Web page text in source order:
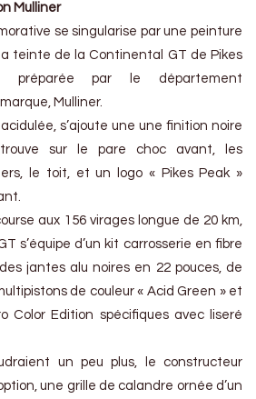
Mulliner
se singularise par une peinture
teinte de la Continental GT de Pikes
préparée par le département
Mulliner.
s’ajoute une une finition noire
sur le pare choc avant, les
le toit, et un logo « Pikes Peak »
aux 156 virages longue de 20 km,
s’équipe d’un kit carrosserie en fibre
jantes alu noires en 22 pouces, de
de couleur « Acid Green » et
Color Edition spécifiques avec liseré
un peu plus, le constructeur
une grille de calandre ornée d’un